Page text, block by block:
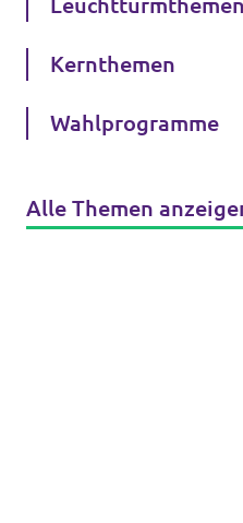
Kernthemen
Wahlprogramme
Alle Themen